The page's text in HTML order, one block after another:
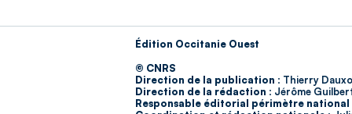
Édition Occitanie Ouest
© CNRS
Direction de la publication : Thierry
Direction de la rédaction : Jérôme
Responsable éditorial périmètre national